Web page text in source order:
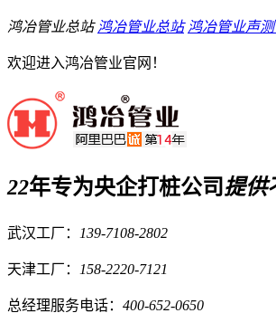
鸿冶管业总站 鸿冶管业总站 鸿冶管业声
欢迎进入鸿冶管业官网！
22年专为央企打桩公司 提供
武汉工厂： 139-7108-2802
天津工厂： 158-2220-7121
总经理服务电话： 400-652-0650